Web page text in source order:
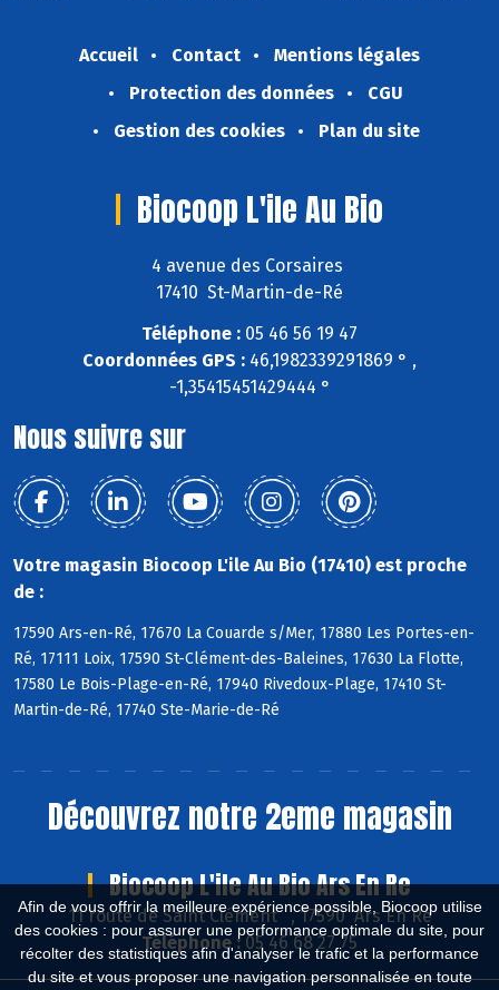
Afin de vous offrir la meilleure expérience possible, Biocoop utilise
des cookies : pour assurer une performance optimale du site, pour
récolter des statistiques afin d'analyser le trafic et la performance
du site et vous proposer une navigation personnalisée en toute
Accueil Contact
Mentions légales
Protection des données
CGU
Gestion des cookies
Plan du site
Biocoop L'ile Au Bio
4 avenue des Corsaires
17410 St-Martin-de-Ré
Téléphone : 05 46 56 19 47
Coordonnées GPS : 46,1982339291869 ° ,
-1,35415451429444 °
Nous suivre sur
Votre magasin Biocoop L'ile Au Bio (17410) est proche
de :
17590 Ars-en-Ré, 17670 La Couarde s/Mer, 17880 Les Portes-en-
Ré, 17111 Loix, 17590 St-Clément-des-Baleines, 17630 La Flotte,
17580 Le Bois-Plage-en-Ré, 17940 Rivedoux-Plage, 17410 St-
Martin-de-Ré, 17740 Ste-Marie-de-Ré
Découvrez notre 2eme magasin
Biocoop L'ile Au Bio Ars En Re
11 route de Saint Clément , 17590 Ars En Ré
Téléphone :05 46 68 27 75